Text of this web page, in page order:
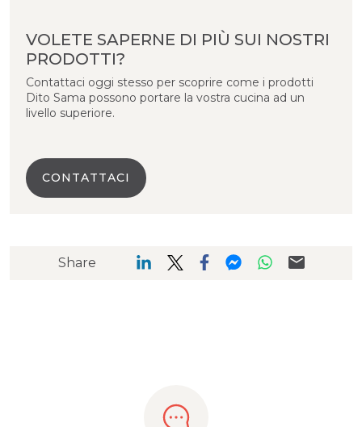
VOLETE SAPERNE DI PIÙ SUI NOSTRI
PRODOTTI?
Contattaci oggi stesso per scoprire come i prodotti
Dito Sama possono portare la vostra cucina ad un
livello superiore.
CONTATTACI
Share